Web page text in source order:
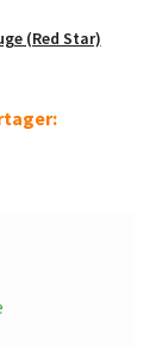
(Red Star)